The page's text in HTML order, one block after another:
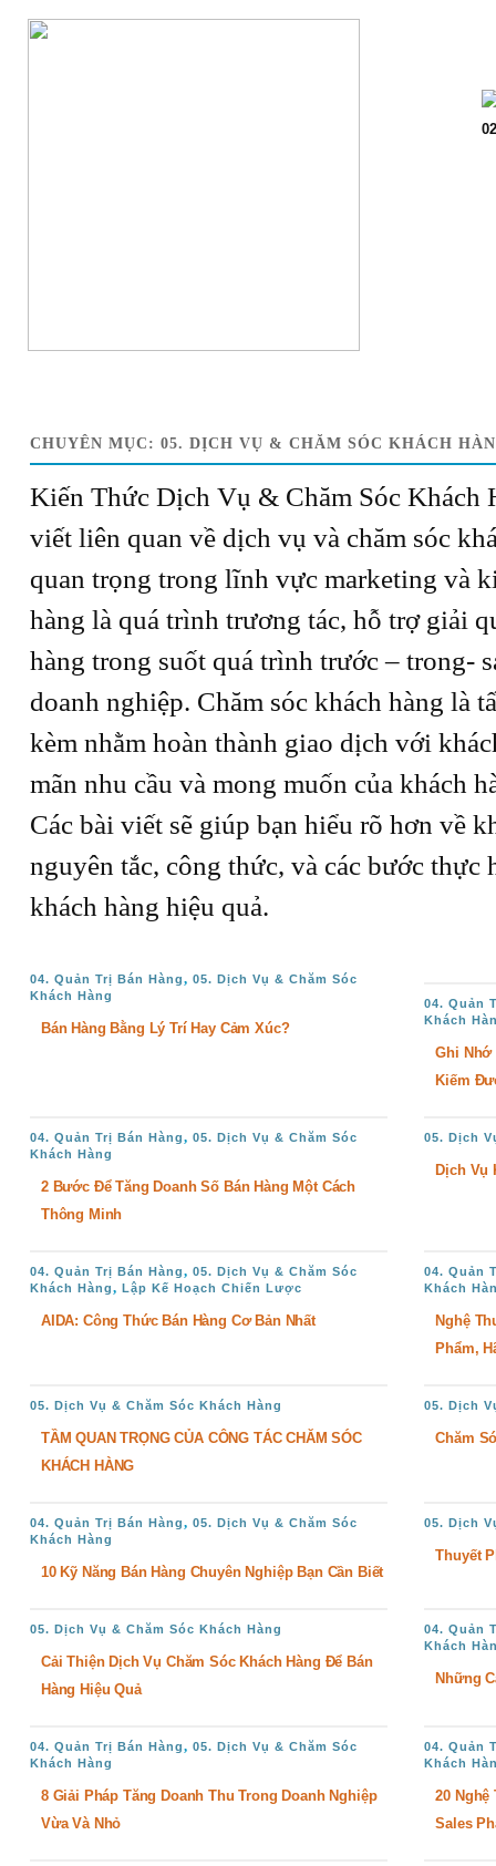
CHUYÊN MỤC: 05. DỊCH VỤ & CHĂM SÓC KHÁCH
Kiến Thức Dịch Vụ & Chăm Sóc Khách
viết liên quan về dịch vụ và chăm sóc
quan trọng trong lĩnh vực marketing và
hàng là quá trình trương tác, hỗ trợ giải
hàng trong suốt quá trình trước – trong-
doanh nghiệp. Chăm sóc khách hàng là
kèm nhằm hoàn thành giao dịch với
mãn nhu cầu và mong muốn của khách
Các bài viết sẽ giúp bạn hiểu rõ hơn về
nguyên tắc, công thức, và các bước thực
khách hàng hiệu quả.
04. Quản Trị Bán Hàng, 05. Dịch Vụ & Chăm Sóc
Khách Hàng
Bán Hàng Bằng Lý Trí Hay Cảm Xúc?
04. Quản
Khách
Ghi Nhớ
Kiếm
04. Quản Trị Bán Hàng, 05. Dịch Vụ & Chăm Sóc
Khách Hàng
2 Bước Để Tăng Doanh Số Bán Hàng Một Cách
Thông Minh
05. Dịch
Dịch Vụ
04. Quản Trị Bán Hàng, 05. Dịch Vụ & Chăm Sóc
Khách Hàng, Lập Kế Hoạch Chiến Lược
AIDA: Công Thức Bán Hàng Cơ Bản Nhất
04. Quản
Khách
Nghệ
Phẩm,
05. Dịch Vụ & Chăm Sóc Khách Hàng
TẦM QUAN TRỌNG CỦA CÔNG TÁC CHĂM SÓC
KHÁCH HÀNG
05. Dịch
Chăm
04. Quản Trị Bán Hàng, 05. Dịch Vụ & Chăm Sóc
Khách Hàng
10 Kỹ Năng Bán Hàng Chuyên Nghiệp Bạn Cần Biết
05. Dịch
Thuyết
05. Dịch Vụ & Chăm Sóc Khách Hàng
Cải Thiện Dịch Vụ Chăm Sóc Khách Hàng Để Bán
Hàng Hiệu Quả
04. Quản
Khách
Những
04. Quản Trị Bán Hàng, 05. Dịch Vụ & Chăm Sóc
Khách Hàng
8 Giải Pháp Tăng Doanh Thu Trong Doanh Nghiệp
Vừa Và Nhỏ
04. Quản
Khách
20 Nghệ
Sales